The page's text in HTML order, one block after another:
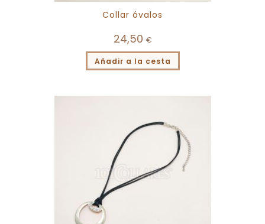
Collar óvalos
24,50 €
Añadir a la cesta